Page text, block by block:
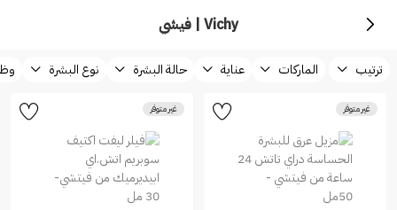
Vichy | فيشي
ترتيب الماركات عناية حالة البشرة نوع البشرة
غير متوفر غير متوفر